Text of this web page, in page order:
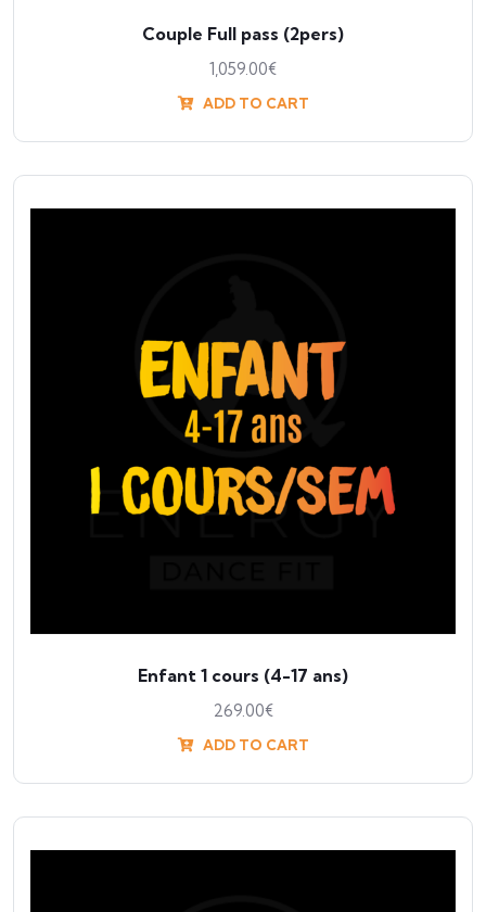
Couple Full pass (2pers)
1,059.00€
ADD TO CART
Enfant 1 cours (4-17 ans)
269.00€
ADD TO CART